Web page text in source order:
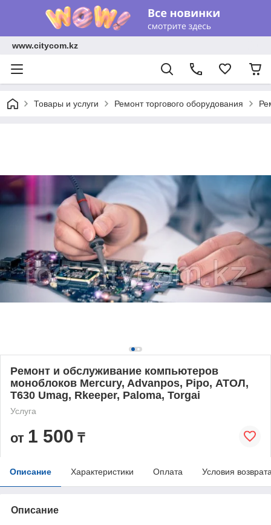
www.citycom.kz
Товары и услуги Ремонт торгового оборудования
Ремонт и обслуживание компьютеров
моноблоков Mercury, Advanpos, Pipo, АТОЛ,
Т630 Umag, Rkeeper, Paloma, Torgai
Услуга
от 1 500 ₸
Описание Характеристики Оплата Условия
Описание